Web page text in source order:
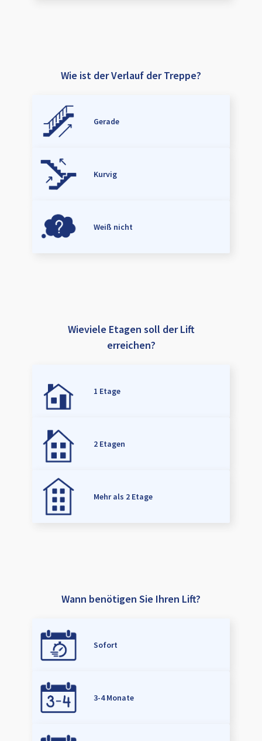
Wie ist der Verlauf der Treppe?
Gerade
Kurvig
Weiß nicht
Wieviele Etagen soll der Lift
erreichen?
1 Etage
2 Etagen
Mehr als 2 Etage
Wann benötigen Sie Ihren Lift?
Sofort
3-4 Monate